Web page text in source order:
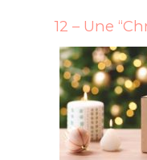
12 – Une